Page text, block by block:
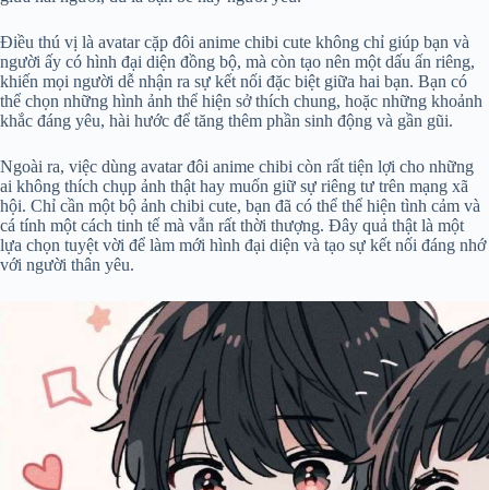
Điều thú vị là avatar cặp đôi anime chibi cute không chỉ giúp bạn và
người ấy có hình đại diện đồng bộ, mà còn tạo nên một dấu ấn riêng,
khiến mọi người dễ nhận ra sự kết nối đặc biệt giữa hai bạn. Bạn có
thể chọn những hình ảnh thể hiện sở thích chung, hoặc những khoảnh
khắc đáng yêu, hài hước để tăng thêm phần sinh động và gần gũi.
Ngoài ra, việc dùng avatar đôi anime chibi còn rất tiện lợi cho những
ai không thích chụp ảnh thật hay muốn giữ sự riêng tư trên mạng xã
hội. Chỉ cần một bộ ảnh chibi cute, bạn đã có thể thể hiện tình cảm và
cá tính một cách tinh tế mà vẫn rất thời thượng. Đây quả thật là một
lựa chọn tuyệt vời để làm mới hình đại diện và tạo sự kết nối đáng nhớ
với người thân yêu.